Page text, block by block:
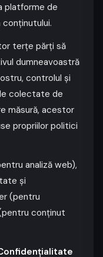
platforme de
terțe părți să
dumneavoastră
controlul și
colectate de
măsură, acestor
propriilor politici
analiză web),
și
(pentru
conținut